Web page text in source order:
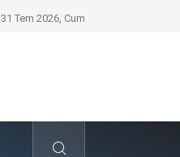
Kuveyt Nakliye Süreçlerinde Stratejik
31 Tem 2026, Cum